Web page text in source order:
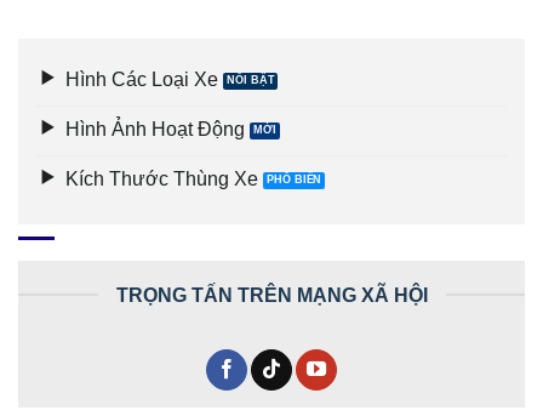
Hình Các Loại Xe
Hình Ảnh Hoạt Động
Kích Thước Thùng Xe
TRỌNG TẤN TRÊN MẠNG XÃ HỘI